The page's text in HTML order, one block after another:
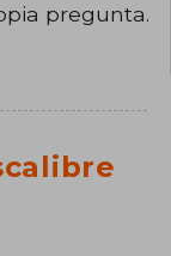
pregunta.